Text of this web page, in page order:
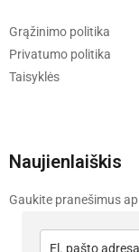
Grąžinimo politika
Privatumo politika
Taisyklės
Naujienlaiškis
Gaukite pranešimus